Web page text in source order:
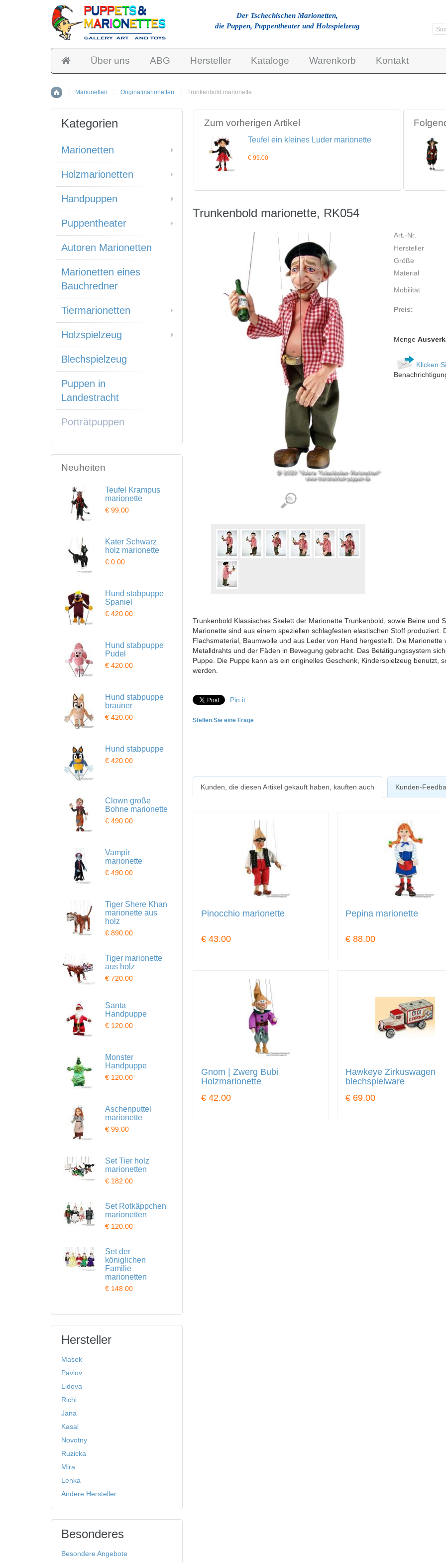
Über uns ABG Hersteller Kataloge Warenkorb Kontakt
Home
:: Marionetten :: Originalmarionetten :: Trunkenbold marionette
Zum vorherigen Artikel
Teufel ein kleines Luder marionette
€ 99.00
Trunkenbold marionette, RK054
Art.-Nr.
Hersteller
Größe
Material
Mobilität
Preis:
Menge
Klicken
Trunkenbold Klassisches Skelett der Marionette Trunkenbold, sowie Beine und
Marionette sind aus einem speziellen schlagfesten elastischen Stoff
Flachsmaterial, Baumwolle und aus Leder von Hand hergestellt. Die
Metalldrahts und der Fäden in Bewegung gebracht. Das Betätigungssystem
Puppe. Die Puppe kann als ein originelles Geschenk, Kinderspielzeug benutzt,
werden.
Pin it
Stellen Sie eine Frage
Kunden, die diesen Artikel gekauft haben, kauften auch Kunden-
Pinocchio marionette
€ 43.00
Pepina marionette
€ 88.00
Gnom | Zwerg Bubi
Holzmarionette
€ 42.00
Hawkeye Zirkuswagen
blechspielware
€ 69.00
Kategorien
Marionetten
Holzmarionetten
Handpuppen
Puppentheater
Autoren Marionetten
Marionetten eines
Bauchredner
Tiermarionetten
Holzspielzeug
Blechspielzeug
Puppen in
Landestracht
Porträtpuppen
Neuheiten
Teufel Krampus
marionette
€ 99.00
Kater Schwarz
holz marionette
€ 0.00
Hund stabpuppe
Spaniel
€ 420.00
Hund stabpuppe
Pudel
€ 420.00
Hund stabpuppe
brauner
€ 420.00
Hund stabpuppe
€ 420.00
Clown große
Bohne marionette
€ 490.00
Vampir
marionette
€ 490.00
Tiger Shere Khan
marionette aus
holz
€ 890.00
Tiger marionette
aus holz
€ 720.00
Santa
Handpuppe
€ 120.00
Monster
Handpuppe
€ 120.00
Aschenputtel
marionette
€ 99.00
Set Tier holz
marionetten
€ 182.00
Set Rotkäppchen
marionetten
€ 120.00
Set der
königlichen
Familie
marionetten
€ 148.00
Hersteller
Masek
Pavlov
Lidova
Richi
Jana
Kasal
Novotny
Ruzicka
Mira
Lenka
Andere Hersteller...
Besonderes
Besondere Angebote
Der Tschechischen Marionetten,
die Puppen, Puppentheater und Holzspielzeug